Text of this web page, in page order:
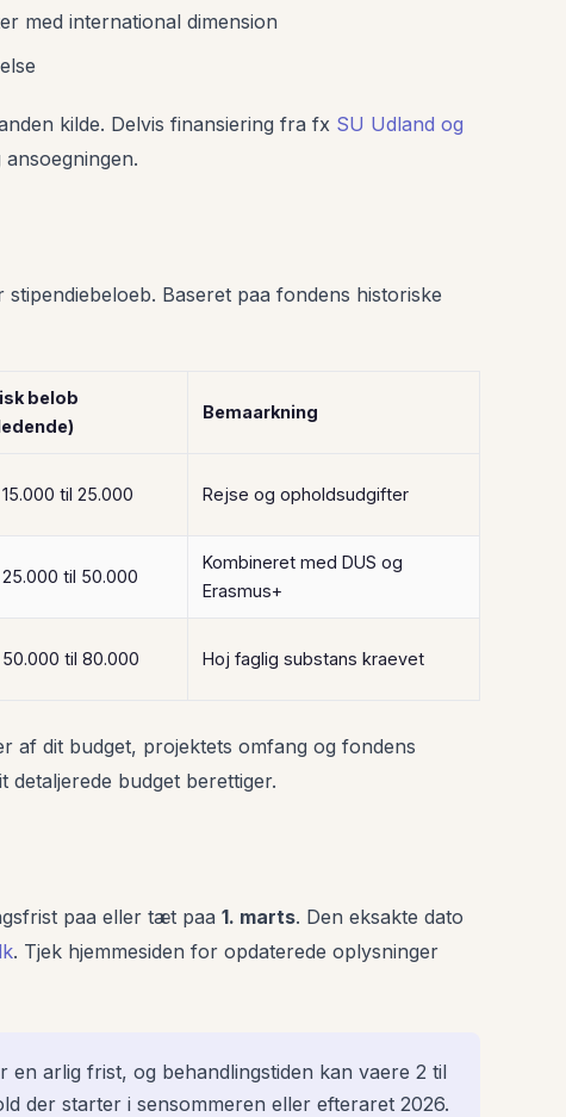
med international dimension
kilde. Delvis finansiering fra fx SU Udland og
Baseret paa fondens historiske
belob
Bemaarkning
15.000 til 25.000 Rejse og opholdsudgifter
25.000 til 50.000
Kombineret med DUS og
Erasmus+
50.000 til 80.000 Hoj faglig substans kraevet
af dit budget, projektets omfang og fondens
budget berettiger.
paa eller tæt paa 1. marts. Den eksakte dato
. Tjek hjemmesiden for opdaterede oplysninger
en arlig frist, og behandlingstiden kan vaere 2 til
der starter i sensommeren eller efteraret 2026.